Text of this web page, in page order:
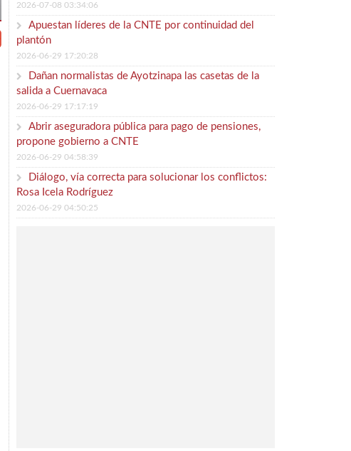
2026-07-08 03:34:06
Apuestan líderes de la CNTE por continuidad del
plantón
2026-06-29 17:20:28
Dañan normalistas de Ayotzinapa las casetas de la
salida a Cuernavaca
2026-06-29 17:17:19
Abrir aseguradora pública para pago de pensiones,
propone gobierno a CNTE
2026-06-29 04:58:39
Diálogo, vía correcta para solucionar los conflictos:
Rosa Icela Rodríguez
2026-06-29 04:50:25